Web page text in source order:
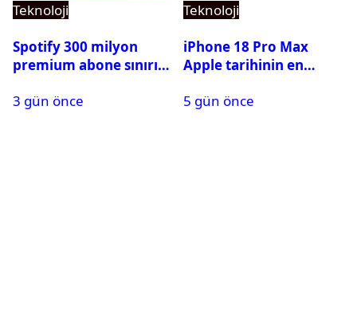
Teknoloji
Spotify 300 milyon
premium abone sınırını
3 gün önce
Teknoloji
iPhone 18 Pro Max
Apple tarihinin en
5 gün önce